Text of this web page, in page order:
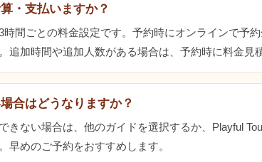
・支払いますか？
時間ごとの料金設定です。予約時にオンラインで予
追加時間や追加人数がある場合は、予約時に料金見
合はどうなりますか？
きない場合は、他のガイドを選択するか、Playful
早めのご予約をおすすめします。